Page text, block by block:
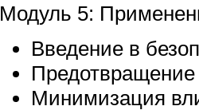
Модуль 5:
Введение в
Предотвращение
Минимизация